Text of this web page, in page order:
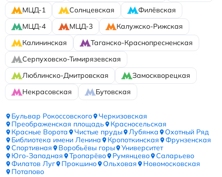
МЦД-1
Солнцевская
Филёвская
МЦД-4
МЦД-3
Калужско-Рижская
Калининская
Таганско-Краснопресненская
Серпуховско-Тимирязевская
Люблинско-Дмитровская
Замоскворецкая
Некрасовская
Бутовская
Бульвар Рокоссовского
Черкизовская
Преображенская площадь
Красносельская
Красные Ворота
Чистые пруды Лубянка
Охотный Ряд
Библиотека имени Ленина
Кропоткинская
Фрунзенская
Спортивная
Воробьёвы горы
Университет
Юго-Западная
Тропарёво Румянцево
Саларьево
Филатов Луг
Прокшино Ольховая
Новомосковская
Потапово